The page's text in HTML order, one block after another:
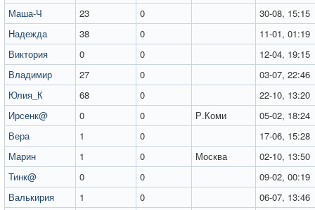
Маша-Ч
23 0
30-08, 15:15
Надежда
38 0
11-01, 01:19
Виктория
0 0
12-04, 19:15
Владимир
27 0
03-07, 22:46
Юлия_К
68 0
22-10, 13:20
Ирсенк@
0 0 Р.Коми
05-02, 18:24
Вера
1 0
17-06, 15:28
Марин
1 0 Москва
02-10, 13:50
Тинк@
0 0
09-02, 00:19
Валькирия
1 0
06-07, 13:46